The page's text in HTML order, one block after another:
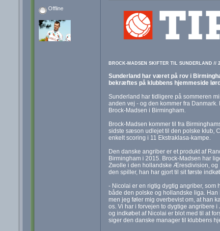
Offline
BROCK-MADSEN SKIFTER TIL SUNDERLAND //
Sunderland har været på rov i
bekræftes på klubbens hjemmeside
Sunderland har tidligere på sommeren
anden vej - og den kommer fra
Brock-Madsen i Birmingham.
Brock-Madsen kommer til fra
sidste sæson udlejet til den polske klub,
enkelt scoring i 11 Ekstraklasa-kampe.
Den danske angriber er et produkt af
Birmingham i 2015. Brock-Madsen har
Zwolle i den hollandske Æresdivision, og
den spiller, han har gjort til sit første
- Nicolai er en rigtig dygtig angriber, som
både den polske og hollandske liga.
men jeg føler mig overbevist om, at han
os. Vi har i forvejen to dygtige angribere
og indkøbet af Nicolai er blot med til at
siger den danske manager til klubbens